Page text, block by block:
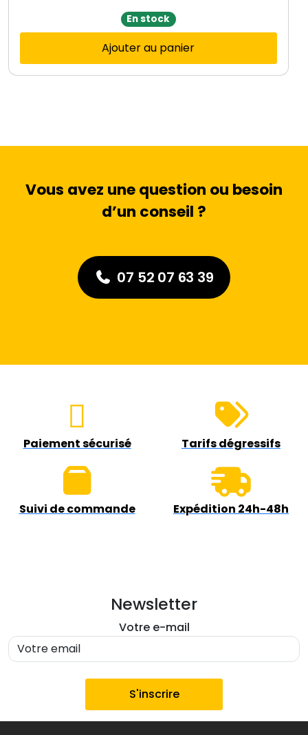
En stock
Ajouter au panier
Vous avez une question ou besoin
d’un conseil ?
07 52 07 63 39
Paiement sécurisé Tarifs dégressifs
Suivi de commande Expédition 24h-48h
Newsletter
Votre e-mail